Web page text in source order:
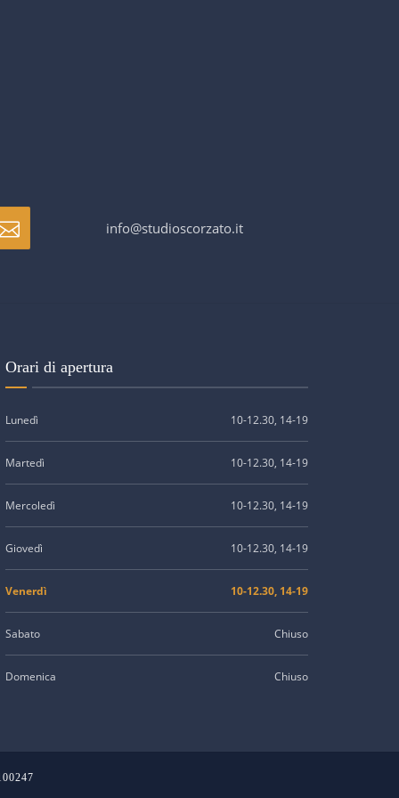
info@studioscorzato.it
Orari di apertura
Lunedì 10-12.30, 14-19
Martedì 10-12.30, 14-19
Mercoledì 10-12.30, 14-19
Giovedì 10-12.30, 14-19
Venerdì 10-12.30, 14-19
Sabato Chiuso
Domenica Chiuso